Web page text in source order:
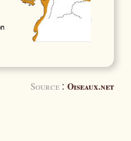
Source : Oiseaux.net